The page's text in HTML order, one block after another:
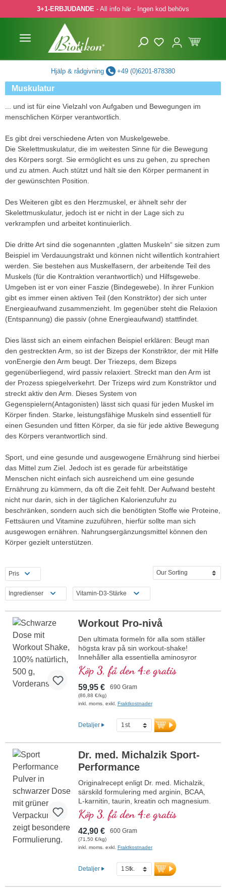
till huvudinnehåll
Hoppa till sökning
Hoppa till huvudnavigering
3+1-ERBJUDANDE - All info här - Ingen kod behövs
Hjälp & rådgivning +49 (0)6201-878380
Muskulatur
... und ist für eine Vielzahl von Aufgaben und Bewegungen im
menschlichen Körper verantwortlich.
Es gibt drei verschiedene Arten von Muskelgewebe.
Die Skelettmuskulatur, die im weitesten Sinne für die Bewegung
des Körpers sorgt. Sie ermöglicht es uns zu gehen, zu sprechen
und zu atmen. Auch stützt und hält sie den Körper permanent in
der gewünschten Position.
Des Weiteren gibt es den Herzmuskel, er ähnelt sehr der
Skelettmuskulatur, jedoch ist er nicht in der Lage sich zu
verkrampfen und arbeitet kontinuierlich.
Die dritte Art sind die sogenannten „glatten Muskeln“ sie sitzen zum
Beispiel im Verdauungstrakt und können nicht willentlich kontrahiert
werden. Sie bestehen aus Muskelfasern, der arbeitende Teil des
Muskels (für die Kontraktion verantwortlich) und Hilfsgewebe.
Umgeben ist er von einer Faszie (Bindegewebe). In ihrer Funkion
gibt es immer einen aktiven Teil (den Konstriktor) der sich unter
Energieaufwand zusammenzieht. Im gegenüber steht die Relaxion
(Entspannung) die passiv (ohne Energieaufwand) stattfindet.
Dies lässt sich an einem einfachen Beispiel erklären: Beugt man
den gestreckten Arm, so ist der Bizeps der Konstriktor, der mit Hilfe
vonEnergie den Arm beugt. Der Triezeps, dem Bizeps
gegenüberliegend, wird passiv relaxiert. Streckt man den Arm ist
der Prozess spiegelverkehrt. Der Trizeps wird zum Konstriktor und
streckt aktiv den Arm. Dieses System von
Gegenspielern(Antagonisten) lässt sich quasi für jeden Muskel im
Körper finden. Starke, leistungsfähige Muskeln sind essentiell für
einen Gesunden und fitten Körper, da sie für jede aktive Bewegung
des Körpers verantwortlich sind.
Sport, und eine gesunde und ausgewogene Ernährung sind hierbei
das Mittel zum Ziel. Jedoch ist es gerade für arbeitstätige
Menschen nicht einfach sich ausreichend um eine gesunde
Ernährung zu kümmern, da oft die Zeit fehlt. Der Aufwand besteht
nicht nur darin, sich in der täglichen Kalorienzufuhr zu
beschränken, sondern auch sich die benötigten Stoffe wie Proteine,
Fettsäuren und Vitamine zuzuführen, hierfür sollte man sich
ausgewogen ernähren. Nahrungsergänzungsmittel können den
Körper gezielt unterstützen.
Pris
Ingredienser Vitamin-D3-Stärke
Workout Pro-nivå
Den ultimata formeln för alla som ställer
högsta krav på sin workout-shake!
Innehåller alla essentiella aminosyror
(EAAs) samt BCAAs, kombinerat med
kreatin för mer muskelenergi och acetyl-L-
karnitin för optimal energiförsörjning till
mitokondrierna. Med D-pinitol för bättre
biotillgänglighet av de högkvalitativa
byggsten för ATP, DNA och
energimolekylen NADH. Workout Pro
naturlig Bourbon-vanilj och ger en
behaglig smakupplevelse. Utvecklad av
kvalitet för din muskel- och
prestationsförmåga.
Mer information om Workout Pro
Level
Köp 3, få den 4:e gratis
59,95 € 690 Gram
(86,88 €/kg)
inkl. moms. exkl. Fraktkostnader
Detaljer
Dr. med. Michalzik Sport-
Performance
Originalrecept enligt Dr. med. Michalzik,
särskild formulering med arginin, BCAA,
L-karnitin, taurin, kreatin och magnesium.
Köp 3, få den 4:e gratis
42,90 € 600 Gram
(71,50 €/kg)
inkl. moms. exkl. Fraktkostnader
Detaljer